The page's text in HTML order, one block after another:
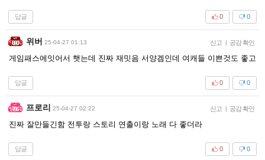
답글 0
0
위버 25-04-27 01:13 신고 | 공감 확인
게임패스에잇어서 햇는데 진짜 재밋음 서양겜인데 여캐들 이쁜것도 좋고
답글 0
0
프로리 25-04-27 02:22 신고 | 공감 확인
진짜 잘만들긴함 전투랑 스토리 연출이랑 노래 다 좋더라
답글 0
0